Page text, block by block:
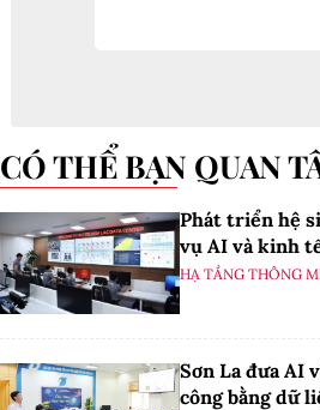
CÓ THỂ BẠN QUAN
Phát triển hệ
vụ AI và kinh
HẠ TẦNG THÔNG
Sơn La đưa AI
công bằng dữ